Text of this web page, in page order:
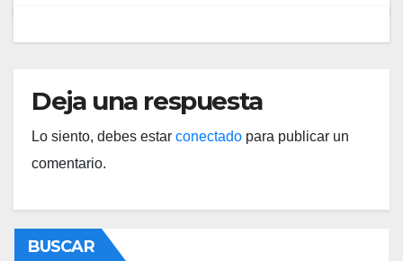
Deja una respuesta
Lo siento, debes estar conectado para publicar un
comentario.
BUSCAR